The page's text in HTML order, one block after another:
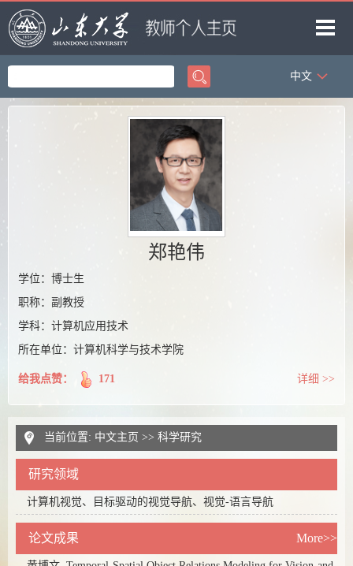
首页
中文
郑艳伟
学位：博士生
职称：副教授
学科：计算机应用技术
所在单位：计算机科学与技术学院
给我点赞： 171 详细 >>
当前位置: 中文主页 >> 科学研究
研究领域
计算机视觉、目标驱动的视觉导航、视觉-语言导航
论文成果 More>>